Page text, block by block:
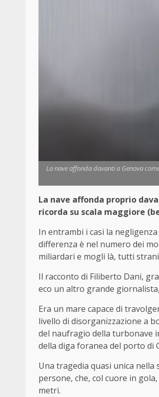
La nave affonda davanti a Genova
La nave affonda proprio
ricorda su scala maggiore
In entrambi i casi la
differenza è nel numero dei
miliardari e mogli là, tutti
Il racconto di Filiberto Dani,
eco un altro grande
Era un mare capace di
livello di disorganizzazione a
del naufragio della turbonave
della diga foranea del porto di
Una tragedia quasi unica
persone, che, col cuore in
metri.